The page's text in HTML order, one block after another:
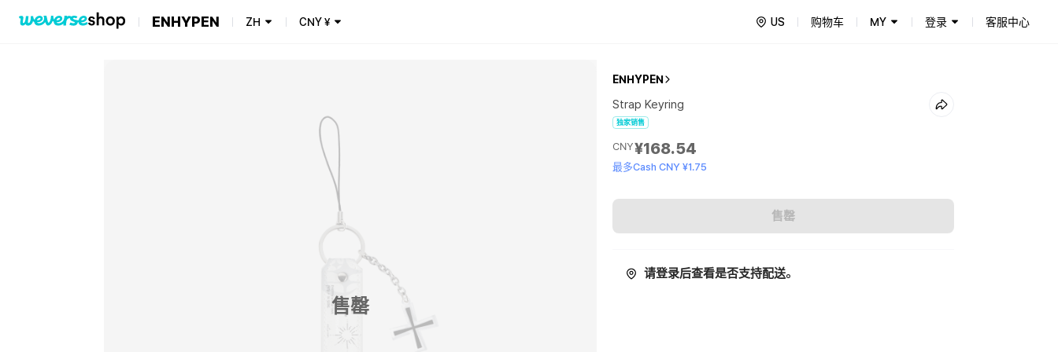
ENHYPEN ZH CNY¥ US 购物车 MY 登录 客服中心
售罄
ENHYPEN
Strap Keyring
独家销售
CNY¥168.54
最多Cash CNY ¥1.75
售罄
请登录后查看是否支持配送。